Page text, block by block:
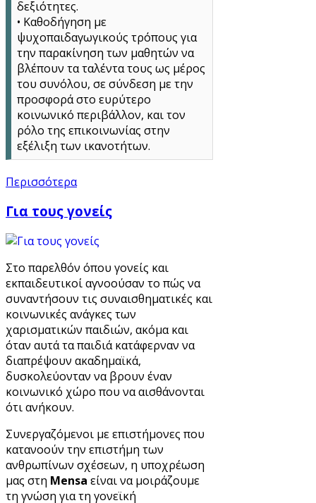
δεξιότητες.
• Καθοδήγηση με
ψυχοπαιδαγωγικούς τρόπους για
την παρακίνηση των μαθητών να
βλέπουν τα ταλέντα τους ως μέρος
του συνόλου, σε σύνδεση με την
προσφορά στο ευρύτερο
κοινωνικό περιβάλλον, και τον
ρόλο της επικοινωνίας στην
εξέλιξη των ικανοτήτων.
Περισσότερα
Για τους γονείς
Στο παρελθόν όπου γονείς και
εκπαιδευτικοί αγνοούσαν το πώς να
συναντήσουν τις συναισθηματικές και
κοινωνικές ανάγκες των
χαρισματικών παιδιών, ακόμα και
όταν αυτά τα παιδιά κατάφερναν να
διαπρέψουν ακαδημαϊκά,
δυσκολεύονταν να βρουν έναν
κοινωνικό χώρο που να αισθάνονται
ότι ανήκουν.
Συνεργαζόμενοι με επιστήμονες που
κατανοούν την επιστήμη των
ανθρωπίνων σχέσεων, η υποχρέωση
μας στη Mensa είναι να μοιράζουμε
τη γνώση για τη γονεϊκή